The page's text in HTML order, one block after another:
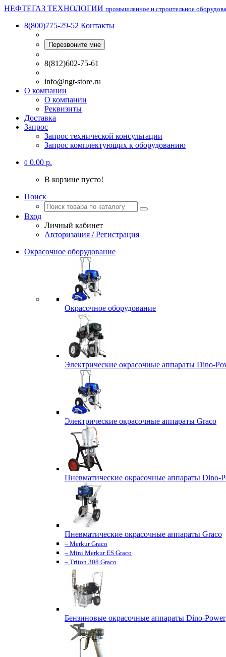
НЕФТЕГАЗ ТЕХНОЛОГИИ промышленное и строительное
8(800)775-29-52 Контакты
Перезвоните мне
8(812)602-75-61
info@ngt-store.ru
О компании
О компании
Реквизиты
Доставка
Запрос
Запрос технической консультации
Запрос комплектующих к оборудованию
0 0.00 р.
В корзине пусто!
Поиск
Вход
Личный кабинет
Авторизация / Регистрация
Окрасочное оборудование
Окрасочное оборудование
Электрические окрасочные аппараты Dino-
Электрические окрасочные аппараты Graco
Пневматические окрасочные аппараты Dino-
Пневматические окрасочные аппараты Graco
– Merkur Graco
– Mini Merkur ES Graco
– Triton 308 Graco
Бензиновые окрасочные аппараты Dino-Power